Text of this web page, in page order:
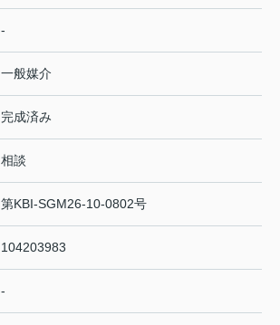
-
一般媒介
完成済み
相談
第KBI-SGM26-10-0802号
104203983
-